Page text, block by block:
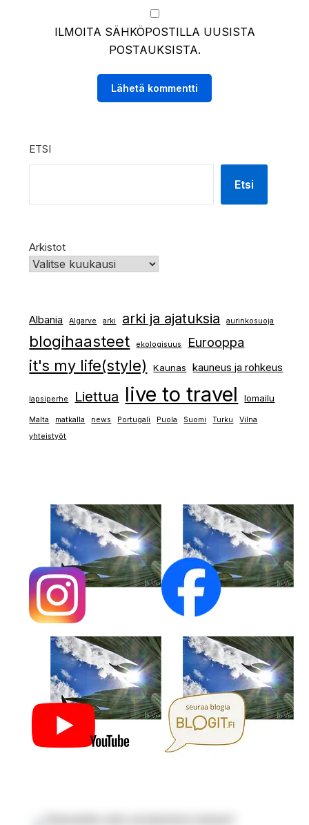
ILMOITA SÄHKÖPOSTILLA UUSISTA
POSTAUKSISTA.
ETSI
Etsi
Arkistot
Albania Algarve arki arki ja ajatuksia aurinkosuoja
blogihaasteet ekologisuus Eurooppa
it's my life(style) Kaunas kauneus ja rohkeus
lapsiperhe Liettua live to travel lomailu
Malta matkalla news Portugali Puola Suomi Turku
Vilna
yhteistyöt